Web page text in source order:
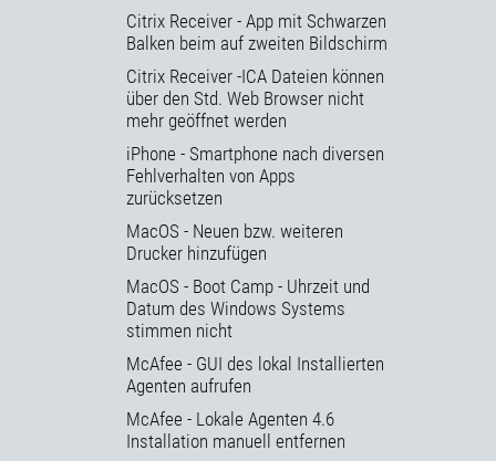
Citrix Receiver - App mit Schwarzen
Balken beim auf zweiten Bildschirm
Citrix Receiver -ICA Dateien können
über den Std. Web Browser nicht
mehr geöffnet werden
iPhone - Smartphone nach diversen
Fehlverhalten von Apps
zurücksetzen
MacOS - Neuen bzw. weiteren
Drucker hinzufügen
MacOS - Boot Camp - Uhrzeit und
Datum des Windows Systems
stimmen nicht
McAfee - GUI des lokal Installierten
Agenten aufrufen
McAfee - Lokale Agenten 4.6
Installation manuell entfernen